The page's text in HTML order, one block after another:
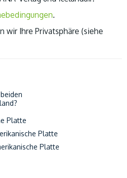
.
wir Ihre Privatsphäre (siehe
Platte
Platte
Platte